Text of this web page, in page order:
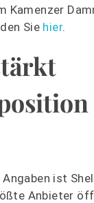
Kamenzer
Sie hier.
Angaben ist
Anbieter